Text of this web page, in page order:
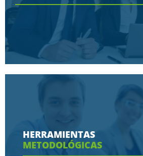
Conoce aquí las razones
Ver más
HERRAMIENTAS
METODOLÓGICAS